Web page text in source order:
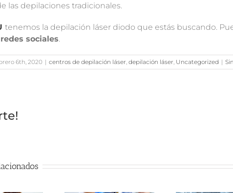
las depilaciones tradicionales.
tenemos la depilación láser diodo que estás buscando.
redes sociales.
6th, 2020 | centros de depilación láser depilación láser Uncategorized |